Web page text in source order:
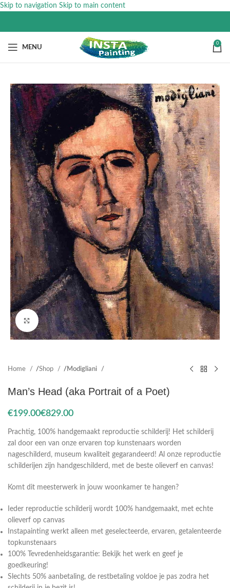
Skip to navigation Skip to main content
MENU
0
Click to enlarge
Home Shop Modigliani
Man’s Head (aka Portrait of a Poet)
€ €
Prachtig, 100% handgemaakt reproductie schilderij! Het schilderij
zal door een van onze ervaren top kunstenaars worden
nageschilderd, museum kwaliteit gegarandeerd! Al onze reproductie
schilderijen zijn handgeschilderd, met de beste olieverf en canvas!
Komt dit meesterwerk in jouw woonkamer te hangen?
Ieder reproductie schilderij wordt 100% handgemaakt, met echte
olieverf op canvas
Instapainting werkt alleen met geselecteerde, ervaren, getalenteerde
topkunstenaars
100% Tevredenheidsgarantie: Bekijk het werk en geef je
goedkeuring!
Slechts 50% aanbetaling, de restbetaling voldoe je pas zodra het